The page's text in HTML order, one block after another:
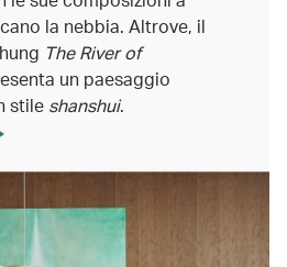
la nebbia. Altrove, il
The River of
un paesaggio
stile shanshui.